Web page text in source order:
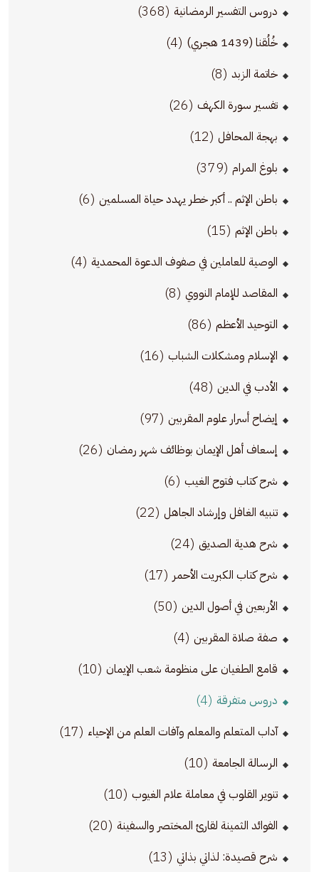
دروس التفسير الرمضانية (368)
خُلُقنا (1439 هجري) (4)
خاتمة الزبد (8)
تفسير سورة الكهف (26)
بهجة المحافل (12)
بلوغ المرام (379)
باطن الإثم .. أكبر خطر يهدد حياة المسلمين (6)
باطن الإثم (15)
الوصية للعاملين في صفوف الدعوة المحمدية (4)
المقاصد للإمام النووي (8)
التوحيد الأعظم (86)
الإسلام ومشكلات الشباب (16)
الأدب في الدين (48)
إيضاح أسرار علوم المقربين (97)
إسعاف أهل الإيمان بوظائف شهر رمضان (26)
شرح كتاب فتوح الغيب (6)
تنبيه الغافل وإرشاد الجاهل (22)
شرح هدية الصديق (24)
شرح كتاب الكبريت الأحمر (17)
الأربعين في أصول الدين (50)
صفة صلاة المقربين (4)
قامع الطغيان على منظومة شعب الإيمان (10)
دروس متفرقة (4)
آداب المتعلم والمعلم وآفات العلم من الإحياء (17)
الرسالة الجامعة (10)
تنوير القلوب في معاملة علام الغيوب (10)
الفوائد الثمينة لقارئ المختصر والسفينة (20)
شرح قصيدة: لذاتي بذاتي (13)